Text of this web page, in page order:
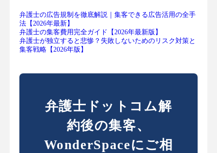
弁護士の広告規制を徹底解説｜集客できる広告活用の全手
法【2026年最新】
弁護士の集客費用完全ガイド【2026年最新版】
弁護士が独立すると悲惨？失敗しないためのリスク対策と
集客戦略【2026年版】
弁護士ドットコム解
約後の集客、
WonderSpaceにご相